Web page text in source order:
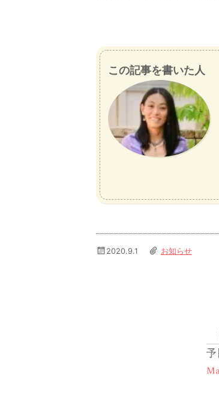
この記事を書いた人
2020.9.1 お知らせ